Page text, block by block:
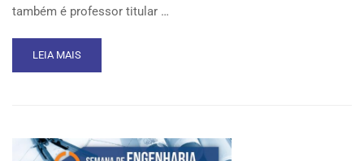
também é professor titular …
READ
MORE
PALESTRA
SOBRE
LEIA MAIS